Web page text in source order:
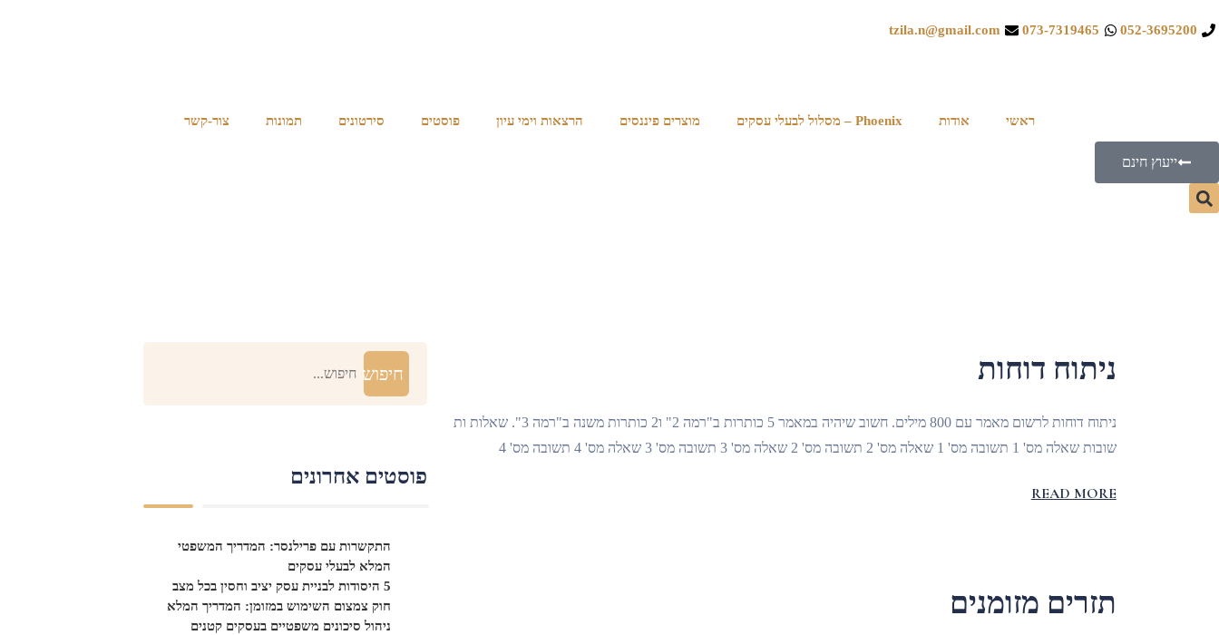
052-3695200
073-7319465
tzila.n@gmail.com
ראשי אודות Phoenix – מסלול לבעלי עסקים מוצרים פיננסים הרצאות וימי עיון פוסטים​ סירטונים תמונות צור-קשר
ייעוץ חינם
ניתוח דוחות
ניתוח דוחות לרשום מאמר עם 800 מילים. חשוב שיהיה במאמר 5 כותרות ב"רמה 2" ו2 כותרות משנה ב"רמה 3". שאלות ות
שובות שאלה מס' 1 תשובה מס' 1 שאלה מס' 2 תשובה מס' 2 שאלה מס' 3 תשובה מס' 3 שאלה מס' 4 תשובה מס' 4
READ MORE
תזרים מזומנים
חיפוש
פוסטים אחרונים
התקשרות עם פרילנסר: המדריך המשפטי
המלא לבעלי עסקים
5 היסודות לבניית עסק יציב וחסין בכל מצב
חוק צמצום השימוש במזומן: המדריך המלא
ניהול סיכונים משפטיים בעסקים קטנים